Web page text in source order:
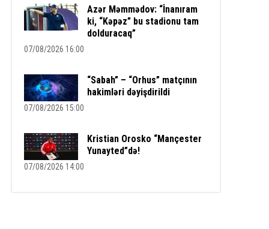
Azər Məmmədov: “İnanıram
ki, “Kəpəz” bu stadionu tam
dolduracaq”
07/08/2026 16:00
“Sabah” – “Orhus” matçının
hakimləri dəyişdirildi
07/08/2026 15:00
Kristian Orosko “Mançester
Yunayted”də!
07/08/2026 14:00